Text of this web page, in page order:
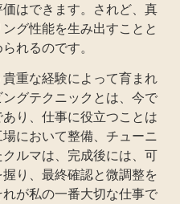
はできます。されど、真
グ性能を生み出すことと
れるのです。
重な経験によって育まれ
グテクニックとは、今で
り、仕事に役立つことは
において整備、チューニ
ルマは、完成後には、可
り、最終確認と微調整を
が私の一番大切な仕事で